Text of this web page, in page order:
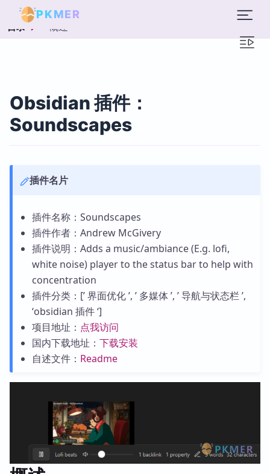
PKMER
目录 概述
Obsidian 插件：
Soundscapes
插件名片
插件名称：Soundscapes
插件作者：Andrew McGivery
插件说明：Adds a music/ambiance (E.g. lofi,
white noise) player to the status bar to help with
concentration
插件分类：[’ 界面优化 ’, ’ 多媒体 ’, ’ 导航与状态栏 ’,
‘obsidian 插件 ‘]
项目地址： 点我访问
国内下载地址： 下载安装
自述文件： Readme